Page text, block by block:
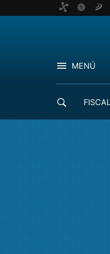
MENÚ